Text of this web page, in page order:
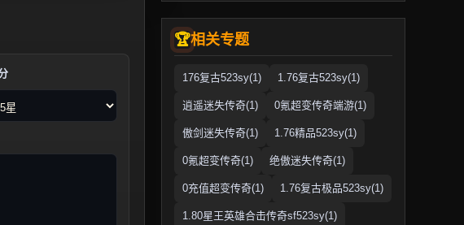
相关专题
176复古523sy(1) 1.76复古523sy(1)
逍遥迷失传奇(1) 0氪超变传奇端游(1)
傲剑迷失传奇(1) 1.76精品523sy(1)
0氪超变传奇(1) 绝傲迷失传奇(1)
0充值超变传奇(1) 1.76复古极品523sy(1)
1.80星王英雄合击传奇sf523sy(1)